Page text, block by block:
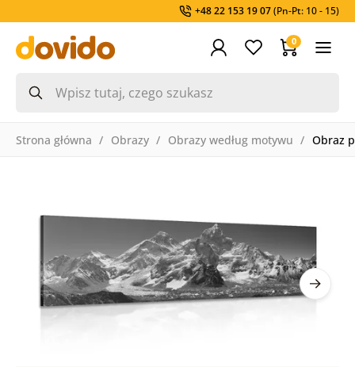
+48 22 153 19 07(Pn-Pt: 10 - 15)
0
Strona główna Obrazy Obrazy według motywu Obraz